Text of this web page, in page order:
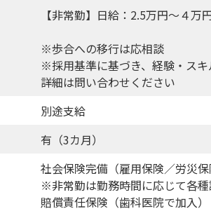
【非常勤】日給：2.5万円～４
※歩合への移行は応相談
※採用基準に基づき、経験・ス
詳細は問い合わせください
別途支給
有（3カ月）
社会保険完備（雇用保険／労災保
※非常勤は勤務時間に応じて各
賠償責任保険（歯科医院で加入）